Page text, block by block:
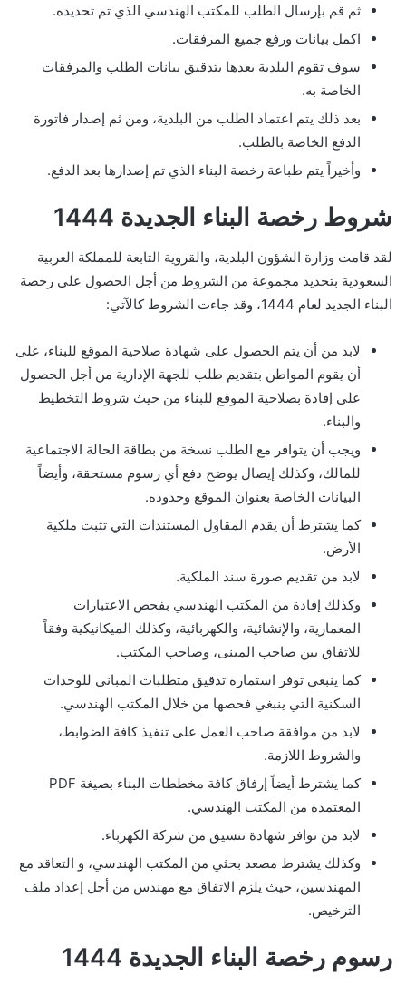
ثم قم بإرسال الطلب للمكتب الهندسي الذي تم تحديده.
اكمل بيانات ورفع جميع المرفقات.
سوف تقوم البلدية بعدها بتدقيق بيانات الطلب والمرفقات
الخاصة به.
بعد ذلك يتم اعتماد الطلب من البلدية، ومن ثم إصدار فاتورة
الدفع الخاصة بالطلب.
وأخيراً يتم طباعة رخصة البناء الذي تم إصدارها بعد الدفع.
شروط رخصة البناء الجديدة 1444
لقد قامت وزارة الشؤون البلدية، والقروية التابعة للمملكة العربية
السعودية بتحديد مجموعة من الشروط من أجل الحصول على رخصة
البناء الجديد لعام 1444، وقد جاءت الشروط كالآتي:
لابد من أن يتم الحصول على شهادة صلاحية الموقع للبناء، على
أن يقوم المواطن بتقديم طلب للجهة الإدارية من أجل الحصول
على إفادة بصلاحية الموقع للبناء من حيث شروط التخطيط
والبناء.
ويجب أن يتوافر مع الطلب نسخة من بطاقة الحالة الاجتماعية
للمالك، وكذلك إيصال يوضح دفع أي رسوم مستحقة، وأيضاً
البيانات الخاصة بعنوان الموقع وحدوده.
كما يشترط أن يقدم المقاول المستندات التي تثبت ملكية
الأرض.
لابد من تقديم صورة سند الملكية.
وكذلك إفادة من المكتب الهندسي بفحص الاعتبارات
المعمارية، والإنشائية، والكهربائية، وكذلك الميكانيكية وفقاً
للاتفاق بين صاحب المبنى، وصاحب المكتب.
كما ينبغي توفر استمارة تدقيق متطلبات المباني للوحدات
السكنية التي ينبغي فحصها من خلال المكتب الهندسي.
لابد من موافقة صاحب العمل على تنفيذ كافة الضوابط،
والشروط اللازمة.
كما يشترط أيضاً إرفاق كافة مخططات البناء بصيغة PDF
المعتمدة من المكتب الهندسي.
لابد من توافر شهادة تنسيق من شركة الكهرباء.
وكذلك يشترط مصعد بحثي من المكتب الهندسي، و التعاقد مع
المهندسين، حيث يلزم الاتفاق مع مهندس من أجل إعداد ملف
الترخيص.
رسوم رخصة البناء الجديدة 1444